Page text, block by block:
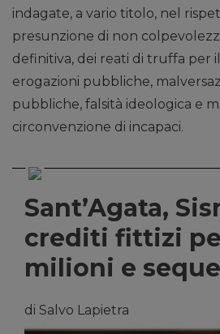
indagate, a vario titolo, nel
presunzione di non
definitiva, dei reati di truffa per
erogazioni pubbliche,
pubbliche, falsità ideologica e
circonvenzione di incapaci.
Sant’Agata,
crediti fittizi
milioni e
di Salvo Lapietra